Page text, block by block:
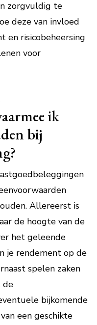
zorgvuldig te
deze van invloed
en risicobeheersing
voor
ik
bij
Allereerst is
de hoogte van de
het geleende
je rendement op de
spelen zaken
de
bijkomende
een geschikte